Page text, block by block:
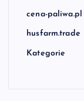
cena-paliwa.pl
husfarm.trade
Kategorie